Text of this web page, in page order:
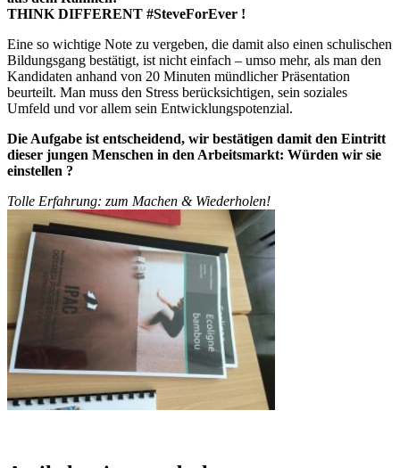
THINK DIFFERENT #SteveForEver !
Eine so wichtige Note zu vergeben, die damit also einen schulischen
Bildungsgang bestätigt, ist nicht einfach – umso mehr, als man den
Kandidaten anhand von 20 Minuten mündlicher Präsentation
beurteilt. Man muss den Stress berücksichtigen, sein soziales
Umfeld und vor allem sein Entwicklungspotenzial.
Die Aufgabe ist entscheidend, wir bestätigen damit den Eintritt
dieser jungen Menschen in den Arbeitsmarkt: Würden wir sie
einstellen ?
Tolle Erfahrung: zum Machen & Wiederholen!